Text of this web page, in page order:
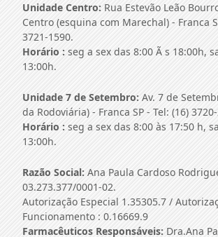
Unidade Centro: Rua Estevão Leão
Centro (esquina com Marechal) - Franca
3721-1590.
Horário : seg a sex das 8:00 Ã s 18:00h,
13:00h.
Unidade 7 de Setembro: Av. 7 de
da Rodoviária) - Franca SP - Tel: (16)
Horário : seg a sex das 8:00 às 17:50 h,
13:00h.
Razão Social: Ana Paula Cardoso
03.273.377/0001-02.
Autorização Especial 1.35305.7 /
Funcionamento : 0.16669.9
Farmacêuticos Responsáveis: Dra.Ana